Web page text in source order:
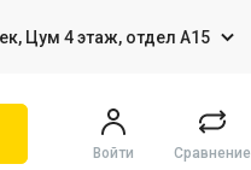
Цум 4 этаж, отдел А15
Войти Сравнение